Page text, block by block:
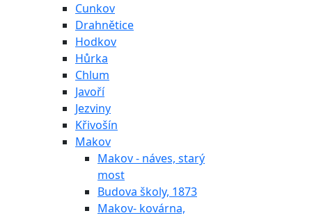
Cunkov
Drahnětice
Hodkov
Hůrka
Chlum
Javoří
Jezviny
Křivošín
Makov
Makov - náves, starý
most
Budova školy, 1873
Makov- kovárna,